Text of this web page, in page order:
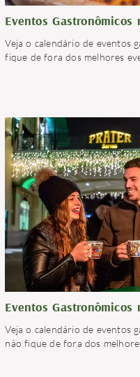
Eventos
Veja o calendário de eventos
fique de fora dos melhores
Eventos
Veja o calendário de eventos
não fique de fora dos